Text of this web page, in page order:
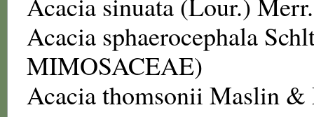
Acacia sphaerocephala
MIMOSACEAE)
Acacia thomsonii Maslin &